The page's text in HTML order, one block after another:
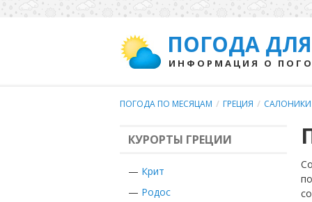
ПОГОДА
ИНФОРМАЦИЯ О
ПОГОДА ПО МЕСЯЦАМ / ГРЕЦИЯ / САЛОНИКИ
КУРОРТЫ ГРЕЦИИ
— Крит
— Родос